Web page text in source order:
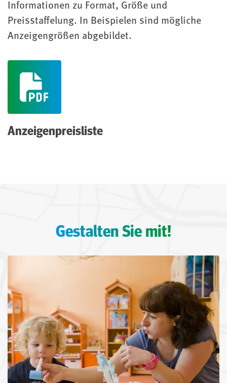
Informationen zu Format, Größe und
Preisstaffelung. In Beispielen sind mögliche
Anzeigengrößen abgebildet.
Anzeigenpreisliste(pdf)
Gestalten Sie mit!